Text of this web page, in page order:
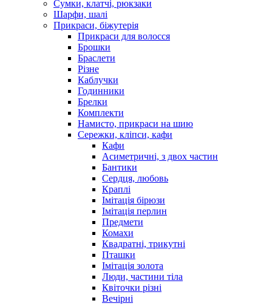
Сумки, клатчі, рюкзаки
Шарфи, шалі
Прикраси, біжутерія
Прикраси для волосся
Брошки
Браслети
Різне
Каблучки
Годинники
Брелки
Комплекти
Намисто, прикраси на шию
Сережки, кліпси, кафи
Кафи
Асиметричні, з двох частин
Бантики
Сердця, любовь
Краплі
Імітація бірюзи
Імітація перлин
Предмети
Комахи
Квадратні, трикутні
Пташки
Імітація золота
Люди, частини тіла
Квіточки різні
Вечірні